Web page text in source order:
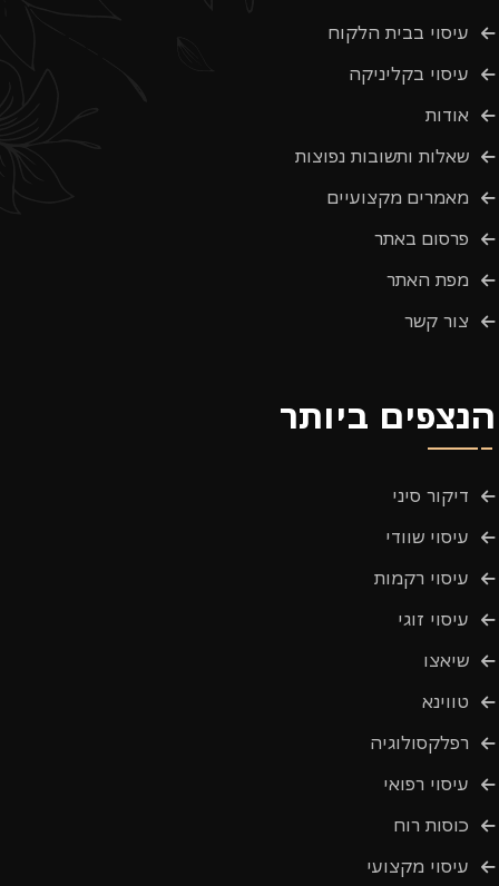
עיסוי בבית הלקוח
עיסוי בקליניקה
אודות
שאלות ותשובות נפוצות
מאמרים מקצועיים
פרסום באתר
מפת האתר
צור קשר
הנצפים ביותר
דיקור סיני
עיסוי שוודי
עיסוי רקמות
עיסוי זוגי
שיאצו
טווינא
רפלקסולוגיה
עיסוי רפואי
כוסות רוח
עיסוי מקצועי